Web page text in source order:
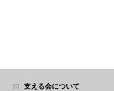
支える会について